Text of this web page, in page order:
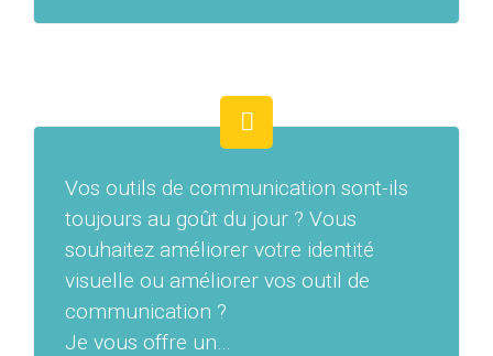
Vos outils de communication sont-ils
toujours au goût du jour ? Vous
souhaitez améliorer votre identité
visuelle ou améliorer vos outil de
communication ?
Je vous offre un…